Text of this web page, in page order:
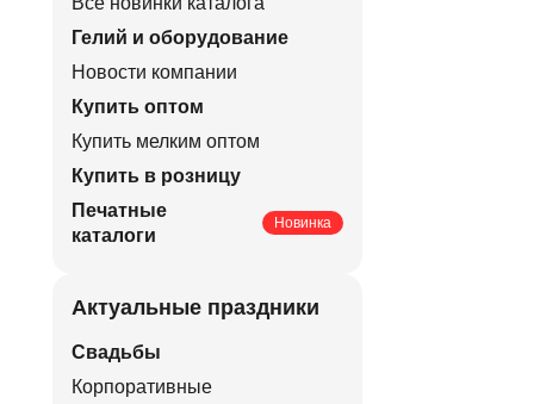
Гелий и оборудование
Новости компании
Купить оптом
Купить мелким оптом
Купить в розницу
Печатные
каталоги
Новинка
Актуальные праздники
Свадьбы
Корпоративные